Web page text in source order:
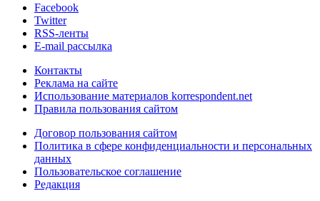
Facebook
Twitter
RSS-ленты
E-mail рассылка
Контакты
Реклама на сайте
Использование материалов korrespondent.net
Правила пользования сайтом
Договор пользования сайтом
Политика в сфере конфиденциальности и персональных
данных
Пользовательское соглашение
Редакция